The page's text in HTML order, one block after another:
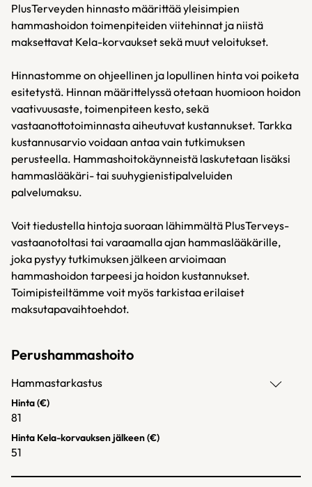
PlusTerveyden hinnasto määrittää yleisimpien
hammashoidon toimenpiteiden viitehinnat ja niistä
maksettavat Kela-korvaukset sekä muut veloitukset.
Hinnastomme on ohjeellinen ja lopullinen hinta voi poiketa
esitetystä. Hinnan määrittelyssä otetaan huomioon hoidon
vaativuusaste, toimenpiteen kesto, sekä
vastaanottotoiminnasta aiheutuvat kustannukset. Tarkka
kustannusarvio voidaan antaa vain tutkimuksen
perusteella. Hammashoitokäynneistä laskutetaan lisäksi
hammaslääkäri- tai suuhygienistipalveluiden
palvelumaksu.
Voit tiedustella hintoja suoraan lähimmältä PlusTerveys-
vastaanotoltasi tai varaamalla ajan hammaslääkärille,
joka pystyy tutkimuksen jälkeen arvioimaan
hammashoidon tarpeesi ja hoidon kustannukset.
Toimipisteiltämme voit myös tarkistaa erilaiset
maksutapavaihtoehdot.
Perushammashoito
Hammastarkastus
Hinta (€)
81
Hinta Kela-korvauksen jälkeen (€)
51